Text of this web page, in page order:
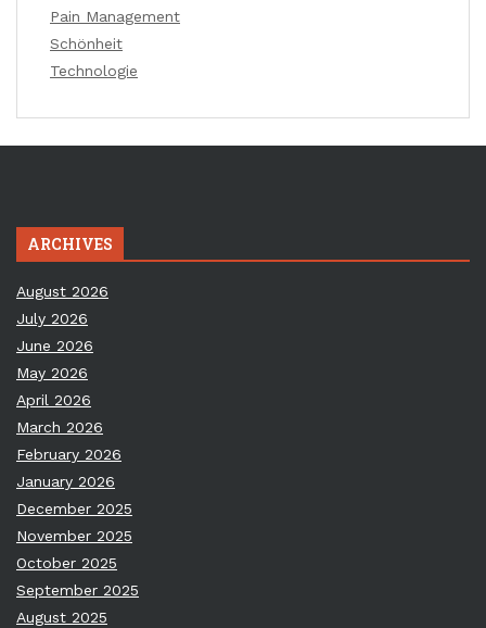
Pain Management
Schönheit
Technologie
ARCHIVES
August 2026
July 2026
June 2026
May 2026
April 2026
March 2026
February 2026
January 2026
December 2025
November 2025
October 2025
September 2025
August 2025